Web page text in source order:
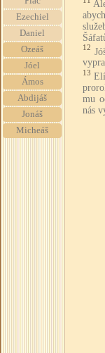
Ezechiel
Daniel
Ozeáš
Jóel
Ámos
Abdijáš
Jonáš
Micheáš
12
13
mu
nás